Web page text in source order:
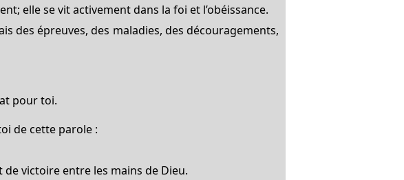
elle se vit activement dans la foi et l’obéissance.
des épreuves, des maladies, des découragements,
pour toi.
de cette parole :
victoire entre les mains de Dieu.